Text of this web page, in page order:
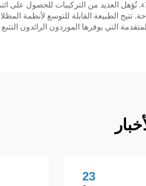
تُؤهل العديد من التركيبات للحصول على
تتيح الطبيعة القابلة للتوسع لأنظمة
التي يوفرها الموردون الرائدون التتبع
23